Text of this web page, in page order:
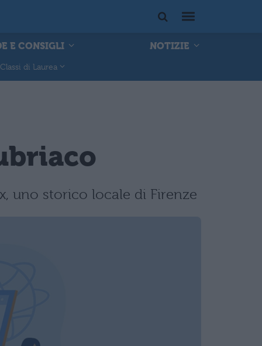
E CONSIGLI NOTIZIE
Classi di Laurea
uno storico locale di Firenze